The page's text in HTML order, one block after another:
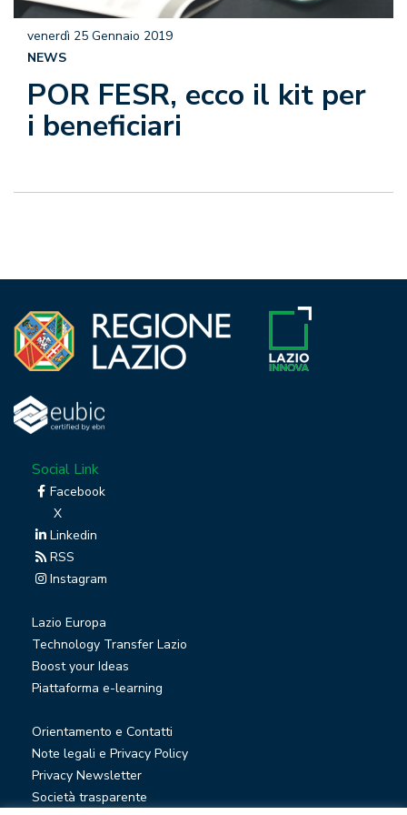
POR FESR, ecco il kit per
i beneficiari
venerdì 25 Gennaio 2019
NEWS
Social Link
Facebook
X
Linkedin
RSS
Instagram
Lazio Europa
Technology Transfer Lazio
Boost your Ideas
Piattaforma e-learning
Orientamento e Contatti
Note legali e Privacy Policy
Privacy Newsletter
Società trasparente